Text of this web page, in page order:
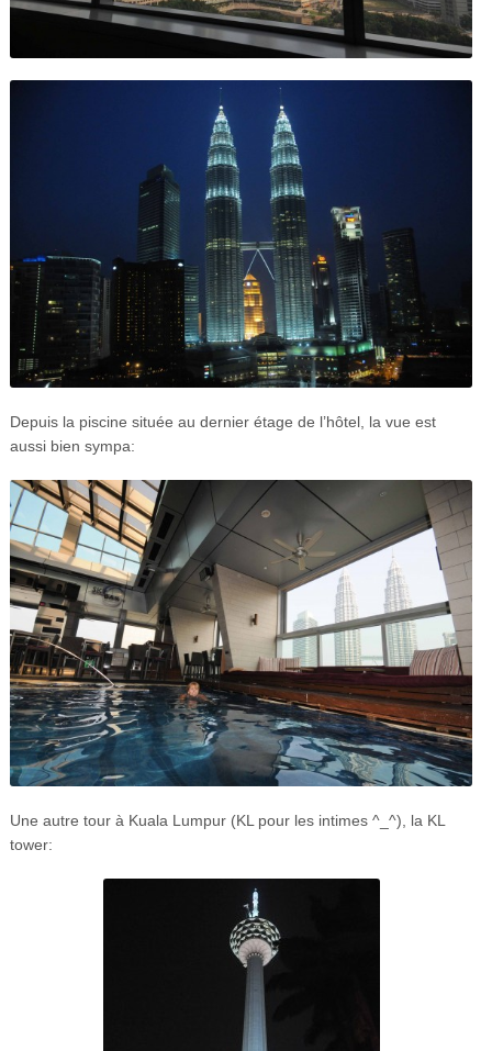
Depuis la piscine située au dernier étage de l’hôtel, la vue est
aussi bien sympa:
Une autre tour à Kuala Lumpur (KL pour les intimes ^_^), la KL
tower: